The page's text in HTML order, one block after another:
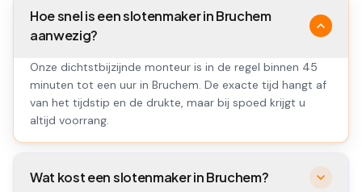
Hoe snel is een slotenmaker in Bruchem
aanwezig?
Onze dichtstbijzijnde monteur is in de regel binnen 45
minuten tot een uur in Bruchem. De exacte tijd hangt af
van het tijdstip en de drukte, maar bij spoed krijgt u
altijd voorrang.
Wat kost een slotenmaker in Bruchem?